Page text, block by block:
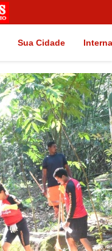
Sua Cidade